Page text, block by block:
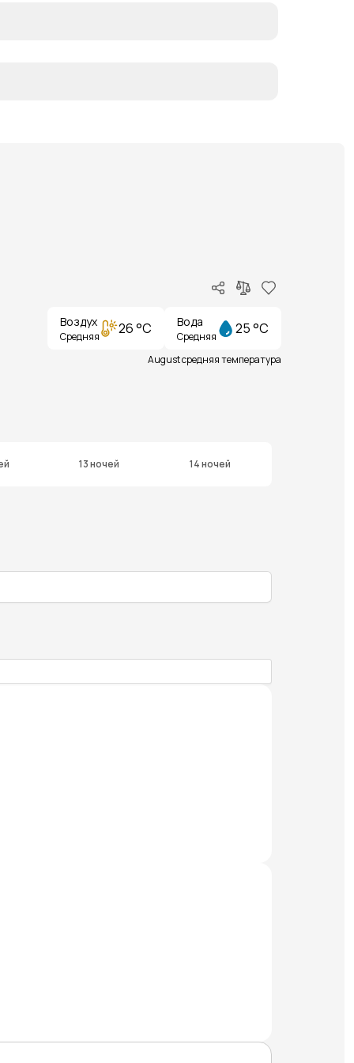
Воздух
Средняя 26 °C Вода
Средняя 25 °C
August средняя температура
13 ночей 14 ночей